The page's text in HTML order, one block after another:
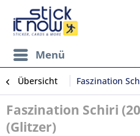
Menü
Übersicht Faszination
Faszination Schiri
(Glitzer)